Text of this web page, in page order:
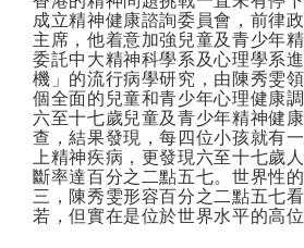
成立精神健康諮詢委員會，前律
主席，他着意加強兒童及青少年
委託中大精神科學系及心理學系
機」的流行病學研究，由陳秀雯
個全面的兒童和青少年心理健康
六至十七歲兒童及青少年精神健
查，結果發現，每四位小孩就有
上精神疾病，更發現六至十七歲
斷率達百分之二點五七。世界性
三，陳秀雯形容百分之二點五七
若，但實在是位於世界水平的高位